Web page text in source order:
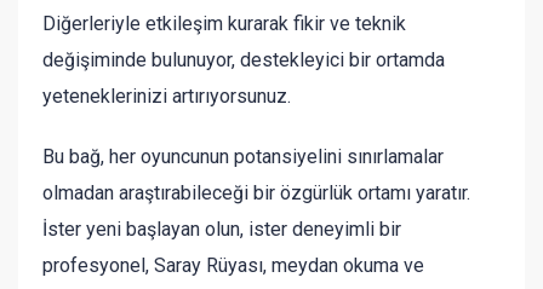
Diğerleriyle etkileşim kurarak fikir ve teknik
değişiminde bulunuyor, destekleyici bir ortamda
yeteneklerinizi artırıyorsunuz.
Bu bağ, her oyuncunun potansiyelini sınırlamalar
olmadan araştırabileceği bir özgürlük ortamı yaratır.
İster yeni başlayan olun, ister deneyimli bir
profesyonel, Saray Rüyası, meydan okuma ve